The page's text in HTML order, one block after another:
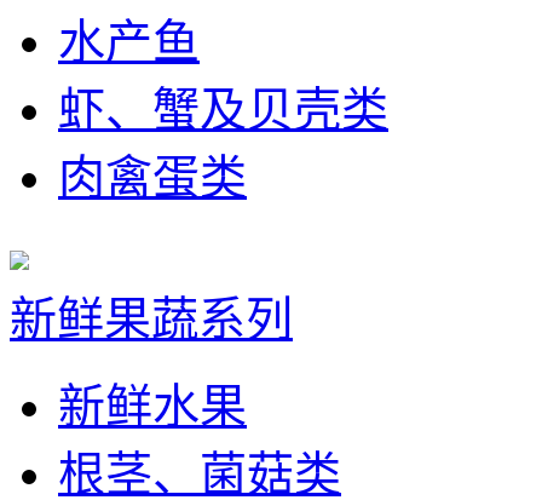
水产鱼
虾、蟹及贝壳类
肉禽蛋类
新鲜果蔬系列
新鲜水果
根茎、菌菇类